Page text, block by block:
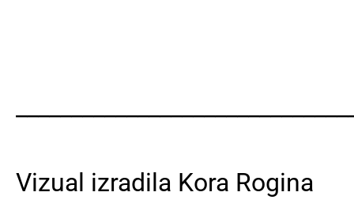
Vizual izradila Kora Rogina